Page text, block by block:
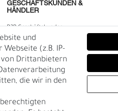
GESCHÄFTSKUNDEN &
HÄNDLER
B2B Geschäftskunden
und
(z.B. IP-
von Drittanbietern
die wir in den